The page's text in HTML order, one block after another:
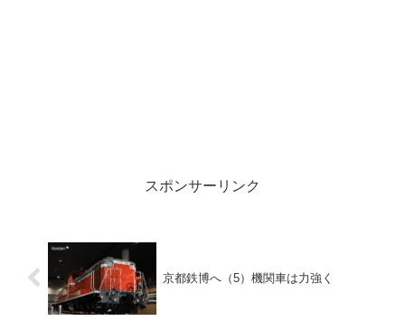
スポンサーリンク
京都鉄博へ（5）機関車は力強く